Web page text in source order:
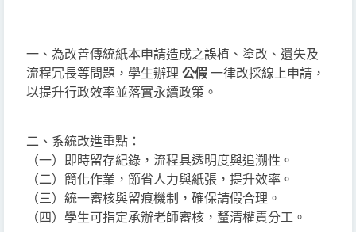
一、為改善傳統紙本申請造成之誤植、塗改、遺失及
流程冗長等問題，學生辦理 公假 一律改採線上申請，
以提升行政效率並落實永續政策。
二、系統改進重點：
（一）即時留存紀錄，流程具透明度與追溯性。
（二）簡化作業，節省人力與紙張，提升效率。
（三）統一審核與留痕機制，確保請假合理。
（四）學生可指定承辦老師審核，釐清權責分工。